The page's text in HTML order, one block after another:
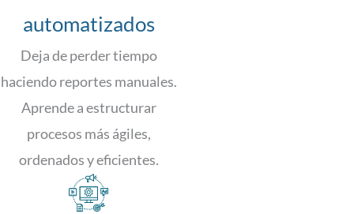
automatizados
Deja de perder tiempo
haciendo reportes manuales.
Aprende a estructurar
procesos más ágiles,
ordenados y eficientes.